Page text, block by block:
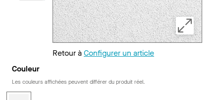
Retour àConfigurer un article
Couleur
Les couleurs affichées peuvent différer du produit réel.